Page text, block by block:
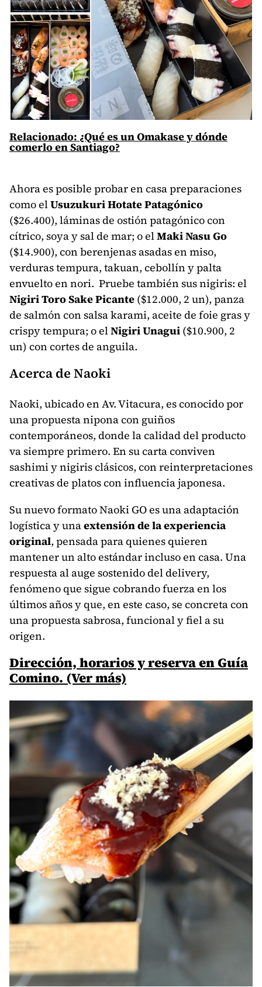
Relacionado: ¿Qué es un Omakase y dónde
comerlo en Santiago?
Ahora es posible probar en casa preparaciones
como elUsuzukuri Hotate Patagónico
($26.400), láminas de ostión patagónico con
cítrico, soya y sal de mar; o elMaki Nasu Go
($14.900), con berenjenas asadas en miso,
verduras tempura, takuan, cebollín y palta
envuelto en nori. Pruebe también sus nigiris: el
Nigiri Toro Sake Picante ($12.000, 2 un), panza
de salmón con salsa karami, aceite de foie gras y
crispy tempura; o elNigiri Unagui ($10.900, 2
un) con cortes de anguila.
Acerca de Naoki
Naoki, ubicado en Av. Vitacura, es conocido por
una propuesta nipona con guiños
contemporáneos, donde la calidad del producto
va siempre primero. En su carta conviven
sashimi y nigiris clásicos, con reinterpretaciones
creativas de platos con influencia japonesa.
Su nuevo formato Naoki GO es una adaptación
logística y unaextensión de la experiencia
original, pensada para quienes quieren
mantener un alto estándar incluso en casa. Una
respuesta al auge sostenido del delivery,
fenómeno que sigue cobrando fuerza en los
últimos años y que, en este caso, se concreta con
una propuesta sabrosa, funcional y fiel a su
origen.
Dirección, horarios y reserva en Guía
Comino. (Ver más)